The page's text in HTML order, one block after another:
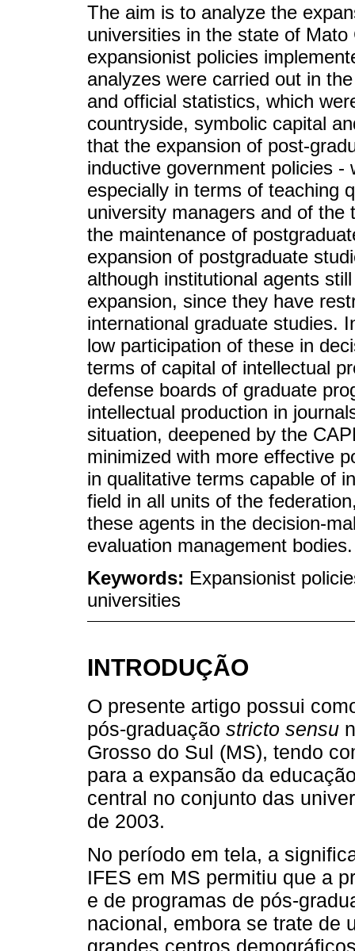
The aim is to analyze the
universities in the state of
expansionist policies
analyzes were carried out in
and official statistics, which
countryside, symbolic capital
that the expansion of post-
inductive government policies
especially in terms of teaching
university managers and of
the maintenance of
expansion of postgraduate
although institutional agents
expansion, since they have
international graduate studies.
low participation of these in
terms of capital of intellectual
defense boards of graduate
intellectual production in
situation, deepened by the
minimized with more effective
in qualitative terms capable of
field in all units of the
these agents in the decision-
evaluation management bodies.
Keywords: Expansionist
universities
INTRODUÇÃO
O presente artigo possui
pós-graduação stricto sensu
Grosso do Sul (MS), tendo
para a expansão da
central no conjunto das
de 2003.
No período em tela, a
IFES em MS permitiu que a
e de programas de pós-
nacional, embora se trate de
grandes centros